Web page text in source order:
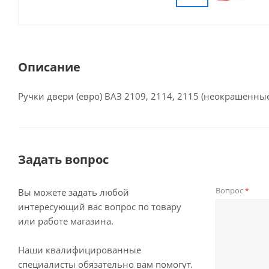
Описание
Ручки двери (евро) ВАЗ 2109, 2114, 2115
Задать вопрос
Вы можете задать любой
интересующий вас вопрос по товару
или работе магазина.
Наши квалифицированные
специалисты обязательно вам помогут.
Вопрос*